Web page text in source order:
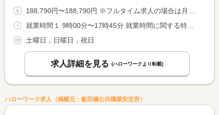
188,790円〜188,790円 ※フルタイム求人の場合は月額（換算額）、パート求人の場合は時間額を表示しています。
土曜日，日曜日，祝日
求人詳細を見る (ハローワークより転載)
ハローワーク求人（掲載元：飯田橋公共職業安定所）